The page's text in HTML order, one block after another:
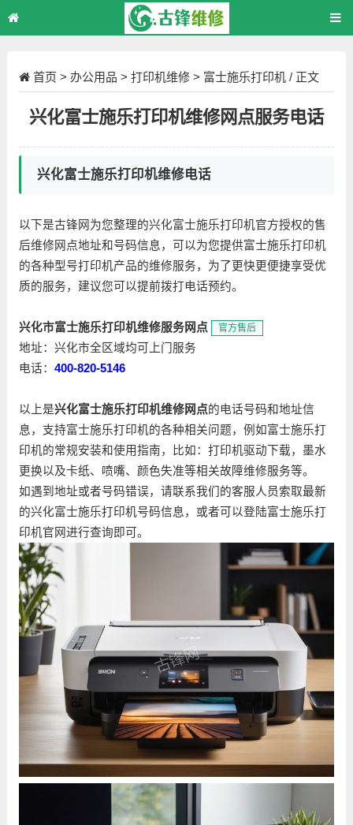
首页 > 办公用品 > 打印机维修> 富士施乐打印机/ 正文
兴化富士施乐打印机维修网点服务电话
兴化富士施乐打印机维修电话
以下是古锋网为您整理的兴化富士施乐打印机官方授权的售
后维修网点地址和号码信息，可以为您提供富士施乐打印机
的各种型号打印机产品的维修服务，为了更快更便捷享受优
质的服务，建议您可以提前拨打电话预约。
兴化市富士施乐打印机维修服务网点 官方售后
地址：兴化市全区域均可上门服务
电话： 400-820-5146
以上是兴化富士施乐打印机维修网点的电话号码和地址信
息，支持富士施乐打印机的各种相关问题，例如富士施乐打
印机的常规安装和使用指南，比如：打印机驱动下载，墨水
更换以及卡纸、喷嘴、颜色失准等相关故障维修服务等。
如遇到地址或者号码错误，请联系我们的客服人员索取最新
的兴化富士施乐打印机号码信息，或者可以登陆富士施乐打
印机官网进行查询即可。